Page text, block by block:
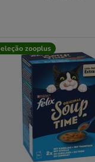
zooplus